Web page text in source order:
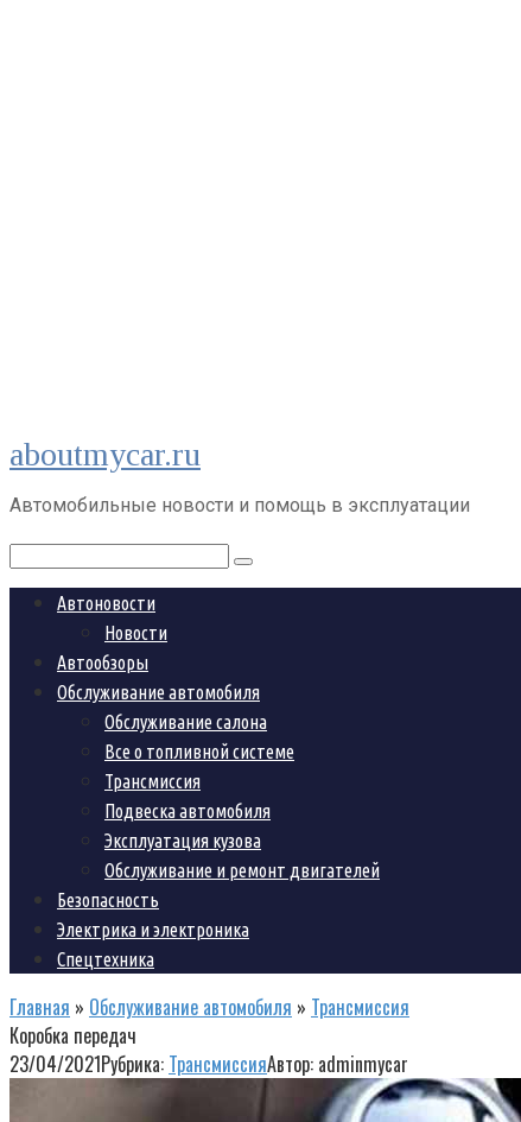
Перейти
к
контенту
aboutmycar.ru
Автомобильные новости и помощь в эксплуатации
Поиск:
Автоновости
Новости
Автообзоры
Обслуживание автомобиля
Обслуживание салона
Все о топливной системе
Трансмиссия
Подвеска автомобиля
Эксплуатация кузова
Обслуживание и ремонт двигателей
Безопасность
Электрика и электроника
Спецтехника
Главная » Обслуживание автомобиля » Трансмиссия
Коробка передач
23/04/2021Рубрика: ТрансмиссияАвтор: adminmycar